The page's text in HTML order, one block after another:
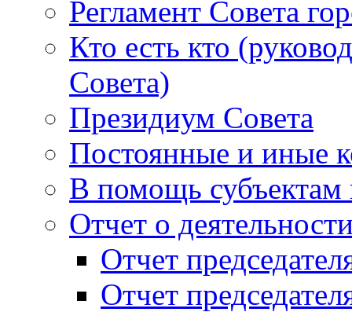
Регламент Совета
Кто есть кто
Совета)
Президиум Совета
Постоянные и иные
В помощь субъектам
Отчет о
Отчет
Отчет